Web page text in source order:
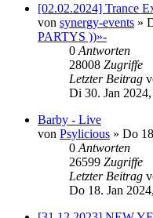
[02.02.2024] Trance
von synergy-events »
PARTYS ))»-
0 Antworten
28008 Zugriffe
Letzter Beitrag
Di 30. Jan
Barby - Live
von Psylicious » Do
0 Antworten
26599 Zugriffe
Letzter Beitrag
Do 18. Jan